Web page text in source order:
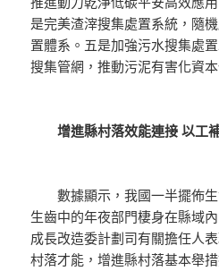
是完美渣滓搜集處置系統，隨
置體系。五是加強污水搜集處
搜集管網，推動污泥有害化資本
增進縣村落效能連接 以工
數據顯示，我國一半擺佈生
生齒中的年夜部門棲身在縣域
成長改造委計劃司有關擔任人
村落才能，增進縣村落基本舉